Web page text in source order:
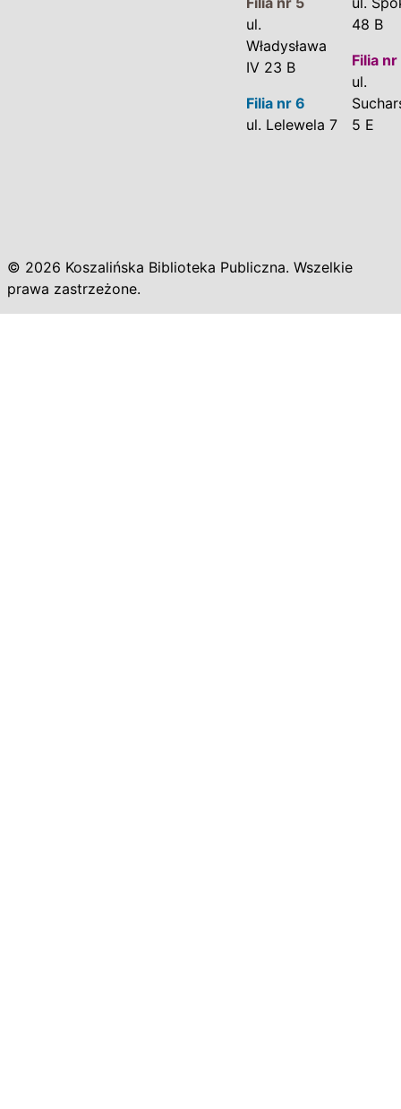
ul.
Władysława
IV 23 B
Filia nr 6
ul. Lelewela 7
48 B
Filia nr
ul.
5 E
© 2026 Koszalińska Biblioteka Publiczna. Wszelkie
prawa zastrzeżone.